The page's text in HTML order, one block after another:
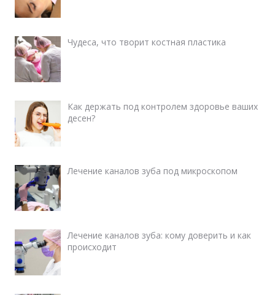
Чудеса, что творит костная пластика
Как держать под контролем здоровье ваших
десен?
Лечение каналов зуба под микроскопом
Лечение каналов зуба: кому доверить и как
происходит